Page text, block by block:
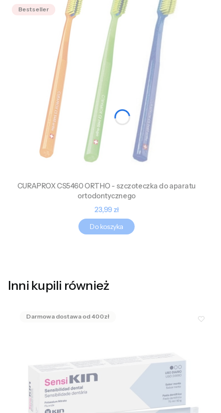
Bestseller
CURAPROX CS5460 ORTHO - szczoteczka do aparatu
ortodontycznego
Cena
23,99 zł
Do koszyka
Inni kupili również